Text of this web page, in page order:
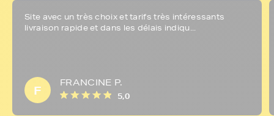
Site avec un très choix et tarifs très intéressants
livraison rapide et dans les délais indiqu...
F
FRANCINE P.
5,0